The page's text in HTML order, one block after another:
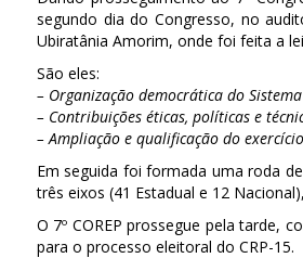
segundo dia do Congresso, no
Ubiratânia Amorim, onde foi feita a
São eles:
– Organização democrática do
– Contribuições éticas, políticas e
– Ampliação e qualificação do
Em seguida foi formada uma roda
três eixos (41 Estadual e 12
O 7º COREP prossegue pela tarde,
para o processo eleitoral do CRP-15.